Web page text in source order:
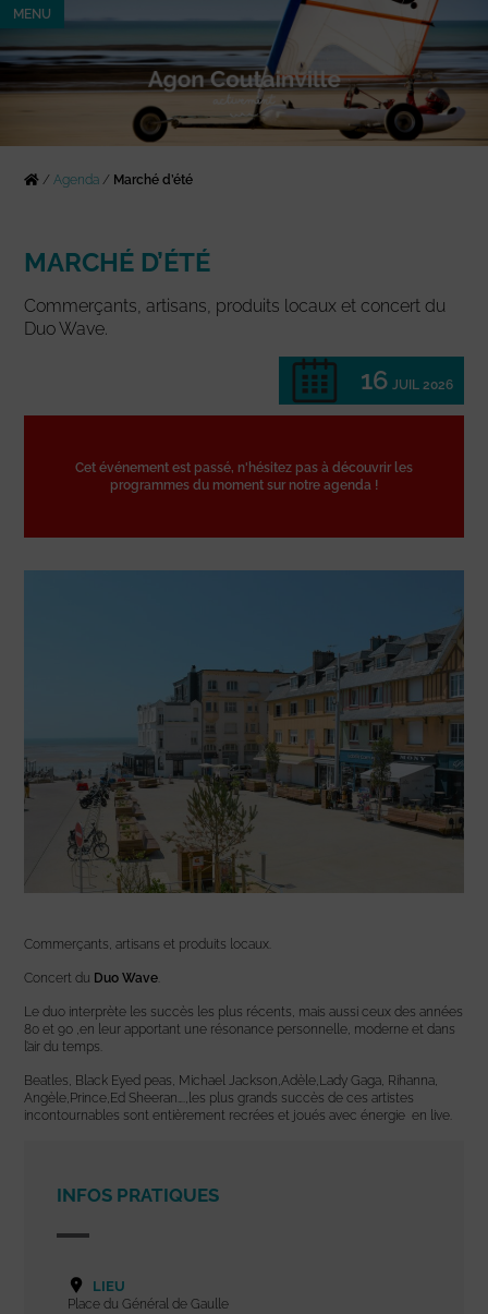
MENU
/Agenda / Marché d’été
MARCHÉ D’ÉTÉ
Commerçants, artisans, produits locaux et concert du
Duo Wave.
16 JUIL 2026
Cet événement est passé, n'hésitez pas à découvrir les
programmes du moment sur notre agenda !
Commerçants, artisans et produits locaux.
Concert du Duo Wave.
Le duo interprète les succès les plus récents, mais aussi ceux des années
80 et 90 ,en leur apportant une résonance personnelle, moderne et dans
l’air du temps.
Beatles, Black Eyed peas, Michael Jackson,Adèle,Lady Gaga, Rihanna,
Angèle,Prince,Ed Sheeran….,les plus grands succès de ces artistes
incontournables sont entièrement recrées et joués avec énergie en live.
INFOS PRATIQUES
LIEU
Place du Général de Gaulle